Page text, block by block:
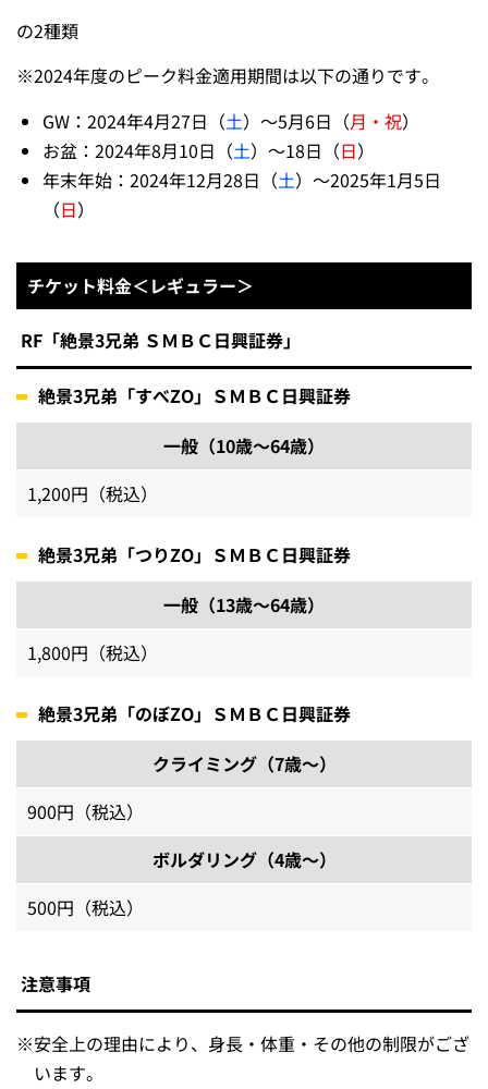
の2種類
※2024年度のピーク料金適用期間は以下の通りです。
GW：2024年4月27日（土）～5月6日（月・祝）
お盆：2024年8月10日（土）～18日（日）
年末年始：2024年12月28日（土）～2025年1月5日
（日）
チケット料金＜レギュラー＞
RF「絶景3兄弟 ＳＭＢＣ日興証券」
絶景3兄弟「すべZO」ＳＭＢＣ日興証券
一般（10歳～64歳）
1,200円（税込）
絶景3兄弟「つりZO」ＳＭＢＣ日興証券
一般（13歳～64歳）
1,800円（税込）
絶景3兄弟「のぼZO」ＳＭＢＣ日興証券
クライミング（7歳～）
900円（税込）
ボルダリング（4歳～）
500円（税込）
注意事項
※安全上の理由により、身長・体重・その他の制限がござ
います。